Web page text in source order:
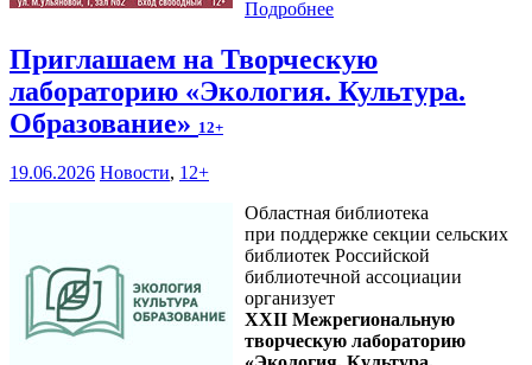
Подробнее
Приглашаем на Творческую
лабораторию «Экология. Культура.
Образование» 12+
19.06.2026 Новости, 12+
Областная библиотека
при поддержке секции сельских
библиотек Российской
библиотечной ассоциации
организует
XXII Межрегиональную
творческую лабораторию